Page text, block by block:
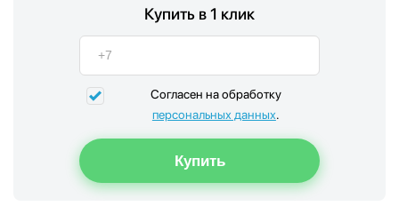
Купить в 1 клик
Согласен на обработку
персональных данных.